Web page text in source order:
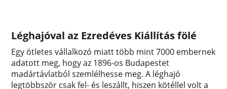
Léghajóval az Ezredéves Kiállítás fölé
Egy ötletes vállalkozó miatt több mint 7000 embernek
adatott meg, hogy az 1896-os Budapestet
madártávlatból szemlélhesse meg. A léghajó
legtöbbször csak fel- és leszállt, hiszen kötéllel volt a